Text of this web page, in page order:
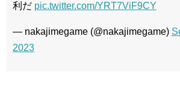
利だ pic.twitter.com/YRT7ViF9CY
— nakajimegame (@nakajimegame)
2023